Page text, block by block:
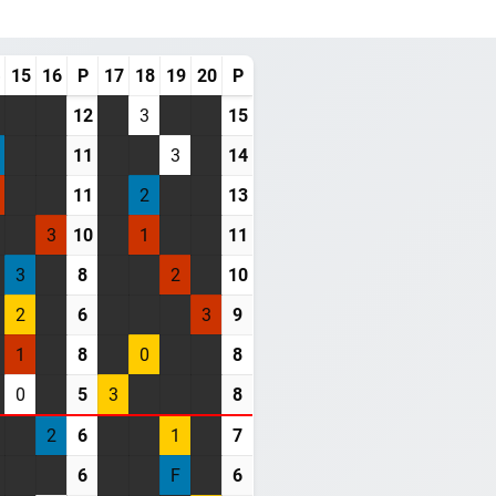
15 16 P 17 18 19 20
P
12 3
15
11 3
14
11 2
13
3 10 1
11
3 8 2
10
2 6 3
9
1 8 0
8
0 5 3
8
2 6 1
7
6 F
6